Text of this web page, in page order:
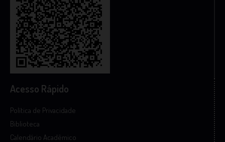
Acesso Rápido
Política de Privacidade
Biblioteca
Calendário Acadêmico